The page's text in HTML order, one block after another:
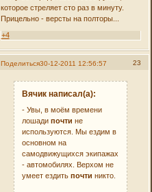
которое стреляет сто раз в минуту.
Прицельно - версты на полторы...
+4
Поделиться 23
30-12-2011 12:56:57
Вячик написал(а):
- Увы, в моём времени
лошадипочти не
используются. Мы ездим в
основном на
самодвижущихся экипажах
- автомобилях. Верхом не
умеет ездитьпочти никто.